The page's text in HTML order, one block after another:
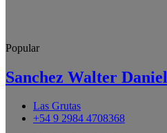
Popular
Sanchez Walter Daniel
Las Grutas
+54 9 2984 4708368